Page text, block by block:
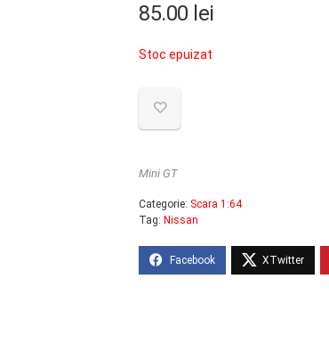
85.00 lei
Stoc epuizat
Mini GT
Categorie: Scara 1:64
Tag: Nissan